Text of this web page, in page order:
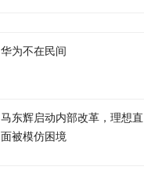
华为不在民间
马东辉启动内部改革，理想直
面被模仿困境